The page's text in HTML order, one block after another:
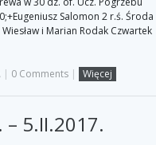
Salomon 2 r.ś. Środa
i Marian Rodak Czwartek
| 0 Comments | Więcej
5.II.2017.